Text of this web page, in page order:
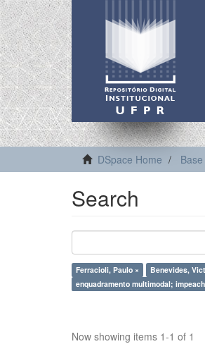
DSpace Home
Search
Ferracioli, Paulo × Benevides,
enquadramento multimodal;
Now showing items 1-1 of 1